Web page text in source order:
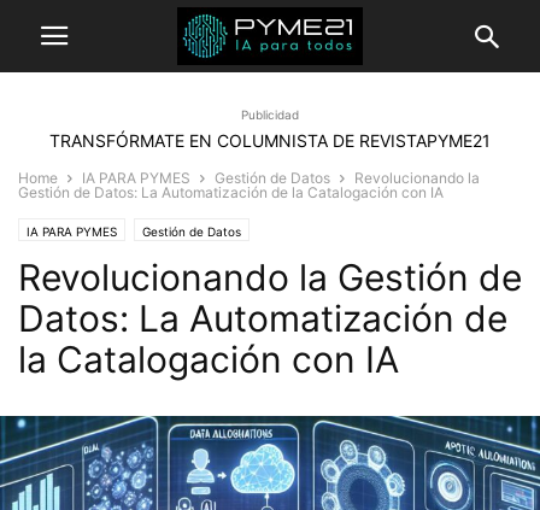
Publicidad
TRANSFÓRMATE EN COLUMNISTA DE REVISTAPYME21
Home IA PARA PYMES Gestión de Datos
Revolucionando la
Gestión de Datos: La Automatización de la Catalogación con IA
IA PARA PYMES Gestión de Datos
Revolucionando la Gestión de
Datos: La Automatización de
la Catalogación con IA